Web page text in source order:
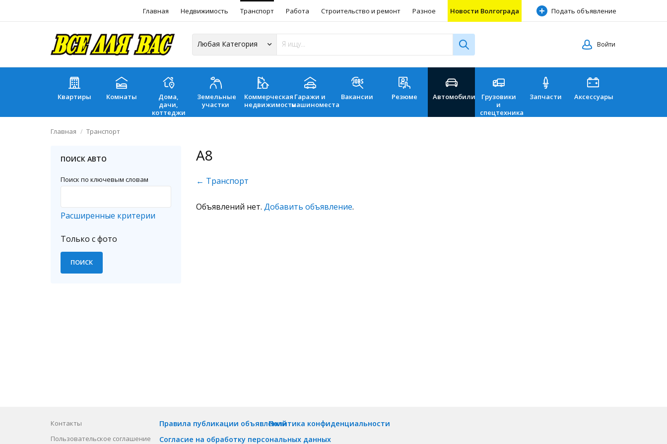
Главная Недвижимость Транспорт Работа Строительство и ремонт Разное Новости Волгограда Подать объявление
Войти
Квартиры Комнаты
Дома,
дачи,
коттеджи
Земельные
участки
Коммерческая
недвижимость
Гаражи и
машиноместа
Вакансии Резюме Автомобили
Грузовики
и
спецтехника
Запчасти Аксессуары
Главная Транспорт
ПОИСК АВТО
Поиск по ключевым словам
Расширенные критерии
Только с фото
A8
← Транспорт
Объявлений нет. Добавить объявление.
Контакты
Пользовательское соглашение
Правила публикации объявлений
Согласие на обработку персональных данных
Политика конфиденциальности